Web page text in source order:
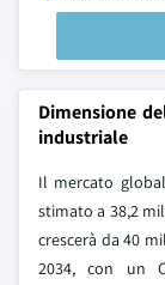
Dimensione
industriale
Il mercato
stimato a 38,2
crescerà da 40
2034, con un